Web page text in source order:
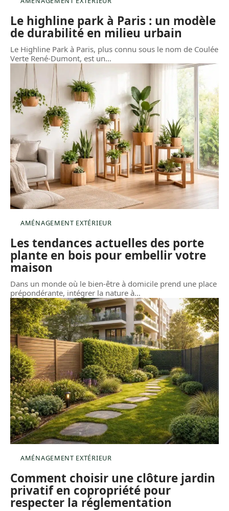
Le highline park à Paris : un modèle
de durabilité en milieu urbain
Le Highline Park à Paris, plus connu sous le nom de Coulée
Verte René-Dumont, est un…
AMÉNAGEMENT EXTÉRIEUR
Les tendances actuelles des porte
plante en bois pour embellir votre
maison
Dans un monde où le bien-être à domicile prend une place
prépondérante, intégrer la nature à…
AMÉNAGEMENT EXTÉRIEUR
Comment choisir une clôture jardin
privatif en copropriété pour
respecter la réglementation